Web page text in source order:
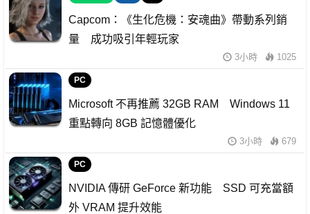
Capcom：《生化危機：安魂曲》帶動系列銷
量 成功吸引年輕玩家
3小時 1025
PC
Microsoft 不再推薦 32GB RAM Windows 11
重點轉向 8GB 記憶體優化
3小時 679
PC
NVIDIA 傳研 GeForce 新功能 SSD 可充當額
外 VRAM 提升效能